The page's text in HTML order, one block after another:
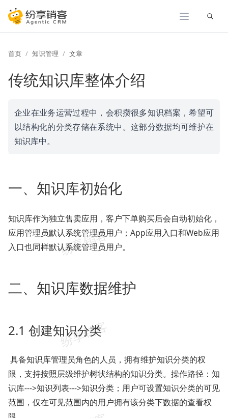
展开
首页 知识管理 文章
传统知识库整体介绍
企业在业务运营过程中，会积攒很多知识档案，希望可
以结构化的分类存储在系统中。这部分数据均可维护在
知识库中。
一、知识库初始化
知识库作为独立售卖应用，客户下单购买后会自动初始化，
应用管理员默认系统管理员用户；App应用入口和Web应用
入口也同样默认系统管理员用户。
二、知识库数据维护
2.1 创建知识分类
具备知识库管理员角色的人员，拥有维护知识分类的权
限，支持按照层级维护树状结构的知识分类。操作路径：知
识库--->知识列表--->知识分类；用户可设置知识分类的可见
范围，仅在可见范围内的用户拥有该分类下数据的查看权